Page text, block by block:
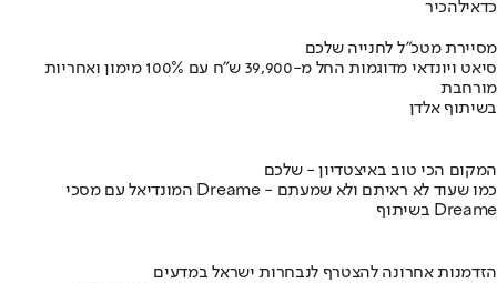
כדאילהכיר
מסיירת מטכ"ל לחנייה שלכם
סיאט ויונדאי מדוגמות החל מ-39,900 ש״ח עם 100% מימון ואחריות
מורחבת
בשיתוף אלדן
המקום הכי טוב באיצטדיון - שלכם
המונדיאל עם מסכי Dreame - כמו שעוד לא ראיתם ולא שמעתם
בשיתוף Dreame
הזדמנות אחרונה להצטרף לנבחרות ישראל במדעים